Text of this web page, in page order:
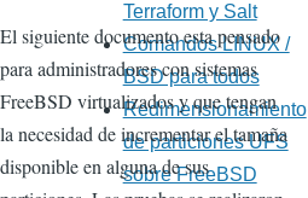
El siguiente documento esta pensado
para administradores con sistemas
FreeBSD virtualizados y que tengan
la necesidad de incrementar el tamaña
disponible en alguna de sus
Terraform y Salt
Comandos LINUX /
BSD para todos
Redimensionamiento
de particiones UFS
sobre FreeBSD